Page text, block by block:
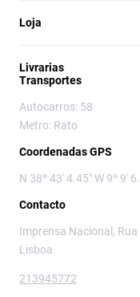
Loja
Livrarias
Transportes
Autocarros: 58
Metro: Rato
Coordenadas GPS
N 38º 43' 4.45" W 9º 9'
Contacto
Imprensa Nacional,
Lisboa
213945772